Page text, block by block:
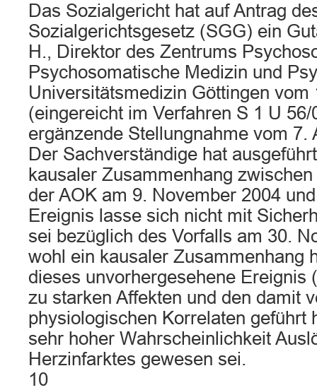
Das Sozialgericht hat auf Antrag
Sozialgerichtsgesetz (SGG) ein
H., Direktor des Zentrums
Psychosomatische Medizin und
Universitätsmedizin Göttingen vom
(eingereicht im Verfahren S 1 U
ergänzende Stellungnahme vom 7.
Der Sachverständige hat
kausaler Zusammenhang
der AOK am 9. November 2004
Ereignis lasse sich nicht mit
sei bezüglich des Vorfalls am 30.
wohl ein kausaler Zusammenhang
dieses unvorhergesehene Ereignis
zu starken Affekten und den damit
physiologischen Korrelaten geführt
sehr hoher Wahrscheinlichkeit
Herzinfarktes gewesen sei.
10